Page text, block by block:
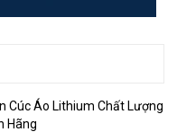
Cúc Áo Lithium Chất Lượng
Hãng